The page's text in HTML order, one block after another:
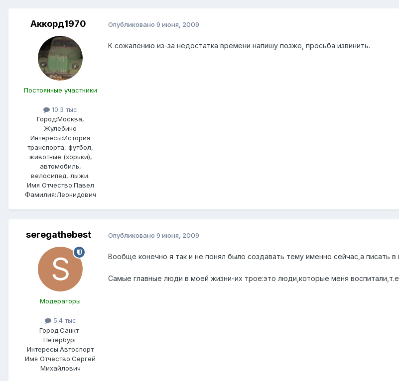
Аккорд1970
Постоянные участники
10.3 тыс
Город:Москва,
Жулебино
Интересы:История
транспорта, футбол,
животные (хорьки),
автомобиль,
велосипед, лыжи.
Имя Отчество:Павел
Фамилия:Леонидович
Опубликовано 9 июня, 2009
К сожалению из-за недостатка времени напишу позже, просьба извинить.
seregathebest
Модераторы
5.4 тыс
Город:Санкт-
Петербург
Интересы:Автоспорт
Имя Отчество:Сергей
Михайлович
Опубликовано 9 июня, 2009
Вообще конечно я так и не понял было создавать тему именно сейчас,а писать
Самые главные люди в моей жизни-их трое:это люди,которые меня